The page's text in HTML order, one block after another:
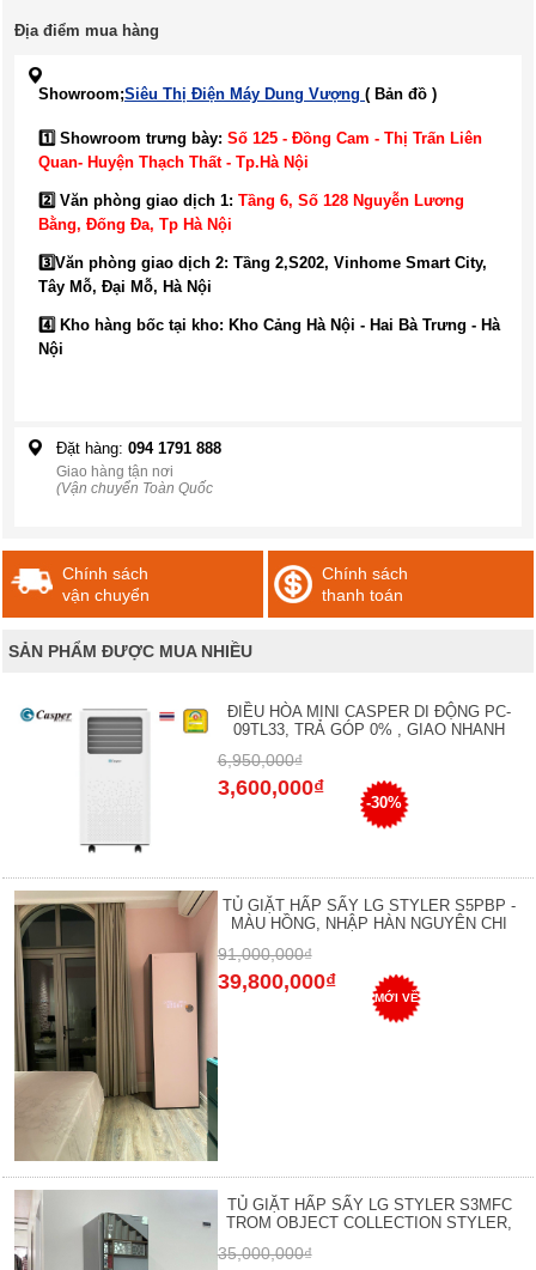
Địa điểm mua hàng
Showroom;Siêu Thị Điện Máy Dung Vượng ( Bản đồ )
1️⃣ Showroom trưng bày: Số 125 - Đồng Cam - Thị Trấn Liên
Quan- Huyện Thạch Thất - Tp.Hà Nội
2️⃣ Văn phòng giao dịch 1: Tầng 6, Số 128 Nguyễn Lương
Bằng, Đống Đa, Tp Hà Nội
3️⃣Văn phòng giao dịch 2: Tầng 2,S202, Vinhome Smart City,
Tây Mỗ, Đại Mỗ, Hà Nội
4️⃣ Kho hàng bốc tại kho: Kho Cảng Hà Nội - Hai Bà Trưng - Hà
Nội
Đặt hàng: 094 1791 888
Giao hàng tận nơi
(Vận chuyển Toàn Quốc
Chính sách
vận chuyển
Chính sách
thanh toán
SẢN PHẨM ĐƯỢC MUA NHIỀU
ĐIỀU HÒA MINI CASPER DI ĐỘNG PC-
09TL33, TRẢ GÓP 0% , GIAO NHANH
6,950,000₫
3,600,000₫
-30%
TỦ GIẶT HẤP SẤY LG STYLER S5PBP -
MÀU HỒNG, NHẬP HÀN NGUYÊN CHI
91,000,000₫
39,800,000₫
MỚI VỀ
TỦ GIẶT HẤP SẤY LG STYLER S3MFC
TROM OBJECT COLLECTION STYLER,
35,000,000₫